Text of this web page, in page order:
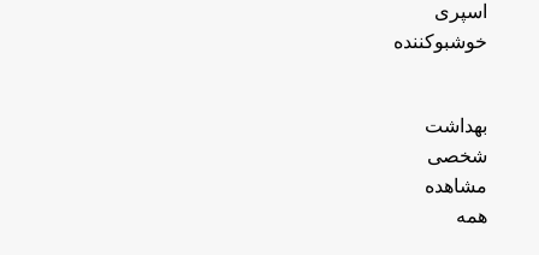
اسپری
خوشبوکننده
بهداشت
شخصی
مشاهده
همه